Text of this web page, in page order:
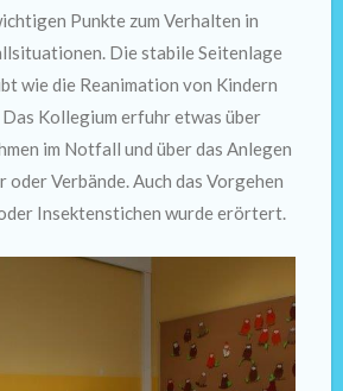
Punkte zum Verhalten in
Die stabile Seitenlage
wie die Reanimation von Kindern
Das Kollegium erfuhr etwas über
im Notfall und über das Anlegen
oder Verbände. Auch das Vorgehen
Insektenstichen wurde erörtert.